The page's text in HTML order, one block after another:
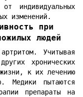
индивидуальных
изменений.
при
людей
Учитывая
хронических
к их лечению
Медики пытаются
препараты на